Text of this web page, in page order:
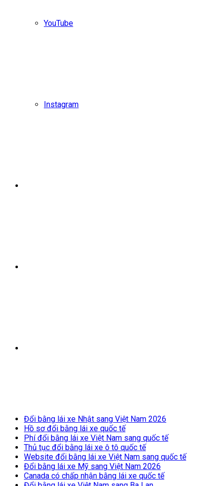
YouTube
Instagram
for
Đổi bằng lái xe Nhật sang Việt Nam 2026
Hồ sơ đổi bằng lái xe quốc tế
Phí đổi bằng lái xe Việt Nam sang quốc tế
Thủ tục đổi bằng lái xe ô tô quốc tế
Website đổi bằng lái xe Việt Nam sang quốc tế
Đổi bằng lái xe Mỹ sang Việt Nam 2026
Canada có chấp nhận bằng lái xe quốc tế